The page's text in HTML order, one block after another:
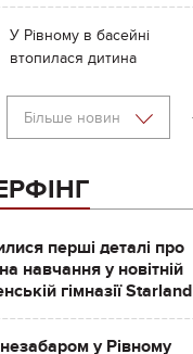
У Рівному в басейні
втопилася дитина
Більше новин
перші деталі про
навчання у новітній
гімназії Starland
у Рівному